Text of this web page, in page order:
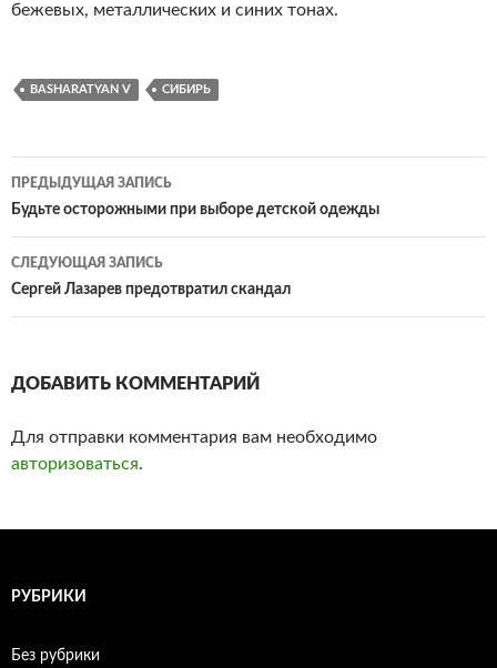
бежевых, металлических и синих тонах.
BASHARATYAN V СИБИРЬ
Навигация
по
записям
ПРЕДЫДУЩАЯ ЗАПИСЬ
Будьте осторожными при выборе детской одежды
СЛЕДУЮЩАЯ ЗАПИСЬ
Сергей Лазарев предотвратил скандал
ДОБАВИТЬ КОММЕНТАРИЙ
Для отправки комментария вам необходимо
авторизоваться.
РУБРИКИ
Без рубрики